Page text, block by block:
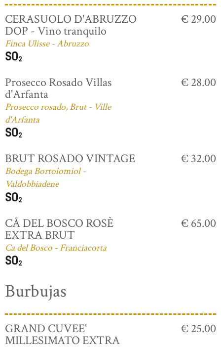
CERASUOLO D'ABRUZZO
DOP - Vino tranquilo
Finca Ulisse - Abruzzo
€ 29.00
Prosecco Rosado Villas
d'Arfanta
Prosecco rosado, Brut - Ville
d'Arfanta
€ 28.00
BRUT ROSADO VINTAGE
Bodega Bortolomiol -
Valdobbiadene
€ 32.00
CÅ DEL BOSCO ROSÈ
EXTRA BRUT
Ca del Bosco - Franciacorta
€ 65.00
Burbujas
GRAND CUVEE'
MILLESIMATO EXTRA
€ 25.00